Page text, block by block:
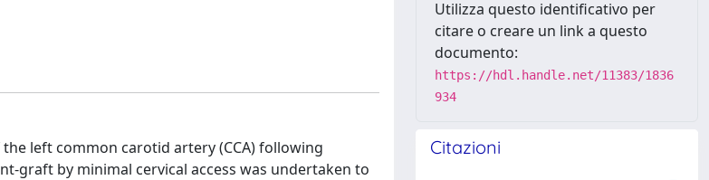
left common carotid artery (CCA) following
graft by minimal cervical access was undertaken to
Utilizza questo identificativo per
citare o creare un link a questo
documento:
https://hdl.handle.net/11383/1836
934
Citazioni